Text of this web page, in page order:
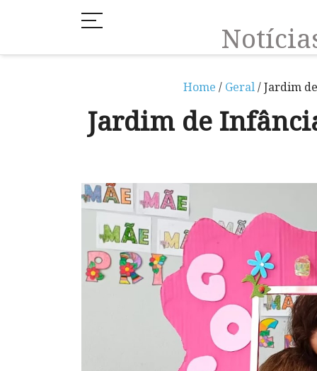
Home / Geral/ Jardim
Jardim de